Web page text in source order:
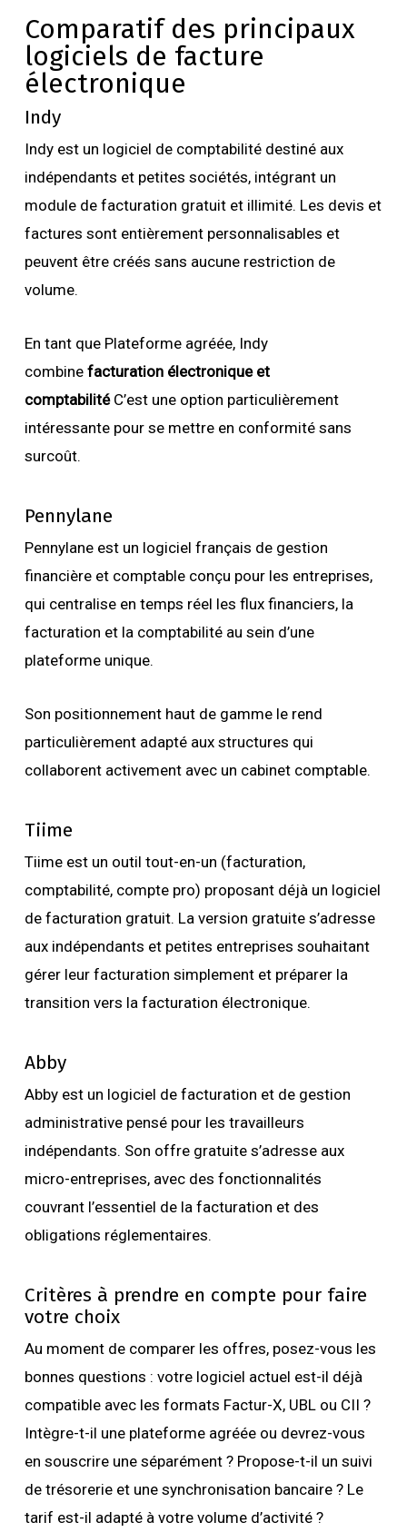
Comparatif des principaux
logiciels de facture
électronique
Indy
Indy est un logiciel de comptabilité destiné aux
indépendants et petites sociétés, intégrant un
module de facturation gratuit et illimité. Les devis et
factures sont entièrement personnalisables et
peuvent être créés sans aucune restriction de
volume.
En tant que Plateforme agréée, Indy
combine facturation électronique et
comptabilitéC’est une option particulièrement
intéressante pour se mettre en conformité sans
surcoût.
Pennylane
Pennylane est un logiciel français de gestion
financière et comptable conçu pour les entreprises,
qui centralise en temps réel les flux financiers, la
facturation et la comptabilité au sein d’une
plateforme unique.
Son positionnement haut de gamme le rend
particulièrement adapté aux structures qui
collaborent activement avec un cabinet comptable.
Tiime
Tiime est un outil tout-en-un (facturation,
comptabilité, compte pro) proposant déjà un logiciel
de facturation gratuit. La version gratuite s’adresse
aux indépendants et petites entreprises souhaitant
gérer leur facturation simplement et préparer la
transition vers la facturation électronique.
Abby
Abby est un logiciel de facturation et de gestion
administrative pensé pour les travailleurs
indépendants. Son offre gratuite s’adresse aux
micro-entreprises, avec des fonctionnalités
couvrant l’essentiel de la facturation et des
obligations réglementaires.
Critères à prendre en compte pour faire
votre choix
Au moment de comparer les offres, posez-vous les
bonnes questions : votre logiciel actuel est-il déjà
compatible avec les formats Factur-X, UBL ou CII ?
Intègre-t-il une plateforme agréée ou devrez-vous
en souscrire une séparément ? Propose-t-il un suivi
de trésorerie et une synchronisation bancaire ? Le
tarif est-il adapté à votre volume d’activité ?